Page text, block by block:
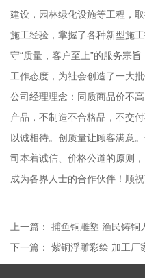
建设，园林绿化设施等工程，
施工经验，掌握了各种新型施
守“质量，客户至上”的服务宗
工作态度，为社会创造了一大
公司经理理念：同质商品价不
产品，不制造不合格品，不交
以诚相待。创质量让顾客满意
司本着诚信、价格公道的原则
成为各界人士的合作伙伴！顺祝
上一篇： 捕鱼铜雕塑 渔民铸铜
下一篇： 紫铜浮雕彩绘 加工厂